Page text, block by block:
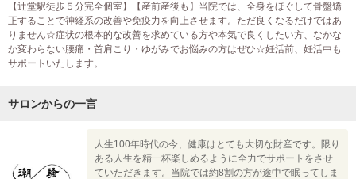
【辻堂駅徒歩５分完全個室】【産前産後も】当院では、全身をほぐして骨盤矯
正することで神経系の改善や免疫力を向上させます。ただ良くなるだけではあ
りません☆症状の根本的な改善を求めている方や本気で良くしたい方、なかな
か変わらない腰痛・首肩こり・ゆがみでお悩みの方はぜひ☆妊活前、妊活中も
サポートいたします。
サロンからの一言
人生100年時代の今、健康はとても大切な財産です。限り
ある人生を精一杯楽しめるように全力でサポートをさせ
ていただきます。当院では約8割の方が途中で眠ってしま